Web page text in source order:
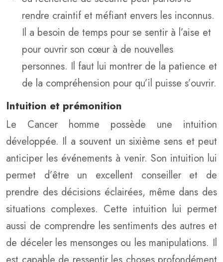
rendre craintif et méfiant envers les inconnus.
Il a besoin de temps pour se sentir à l’aise et
pour ouvrir son cœur à de nouvelles
personnes. Il faut lui montrer de la patience et
de la compréhension pour qu’il puisse s’ouvrir.
Intuition et prémonition
Le Cancer homme possède une intuition
développée. Il a souvent un sixième sens et peut
anticiper les événements à venir. Son intuition lui
permet d’être un excellent conseiller et de
prendre des décisions éclairées, même dans des
situations complexes. Cette intuition lui permet
aussi de comprendre les sentiments des autres et
de déceler les mensonges ou les manipulations. Il